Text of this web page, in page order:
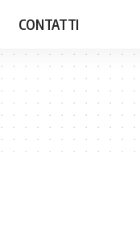
CONTATTI